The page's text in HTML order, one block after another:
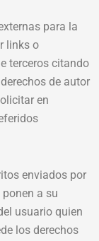
para la
links o
terceros citando
de autor
en
enviados por
a su
usuario quien
los derechos